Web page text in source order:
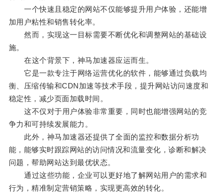
一个快速且稳定的网站不仅能够提升用户体验，还能增
加用户粘性和销售转化率。
然而，实现这一目标需要不断优化和调整网站的基础设
施。
在这个背景下，神马加速器应运而生。
它是一款专注于网络运营优化的软件，能够通过负载均
衡、压缩传输和CDN加速等技术手段，提升网站访问速度和
稳定性，减少页面加载时间。
这不仅对于用户体验非常重要，同时也能增强网站的竞
争力和可持续发展能力。
此外，神马加速器还提供了全面的监控和数据分析功
能，能够实时跟踪网站的访问情况和流量变化，诊断和解决
问题，帮助网站达到最优状态。
通过这些功能，企业可以更好地了解网站用户的需求和
行为，精准制定营销策略，实现更高效的转化。